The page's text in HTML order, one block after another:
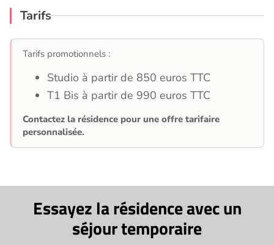
Tarifs
Tarifs promotionnels :
Studio à partir de 850 euros TTC
T1 Bis à partir de 990 euros TTC
Contactez la résidence pour une offre tarifaire
personnalisée.
Essayez la résidence avec un
séjour temporaire